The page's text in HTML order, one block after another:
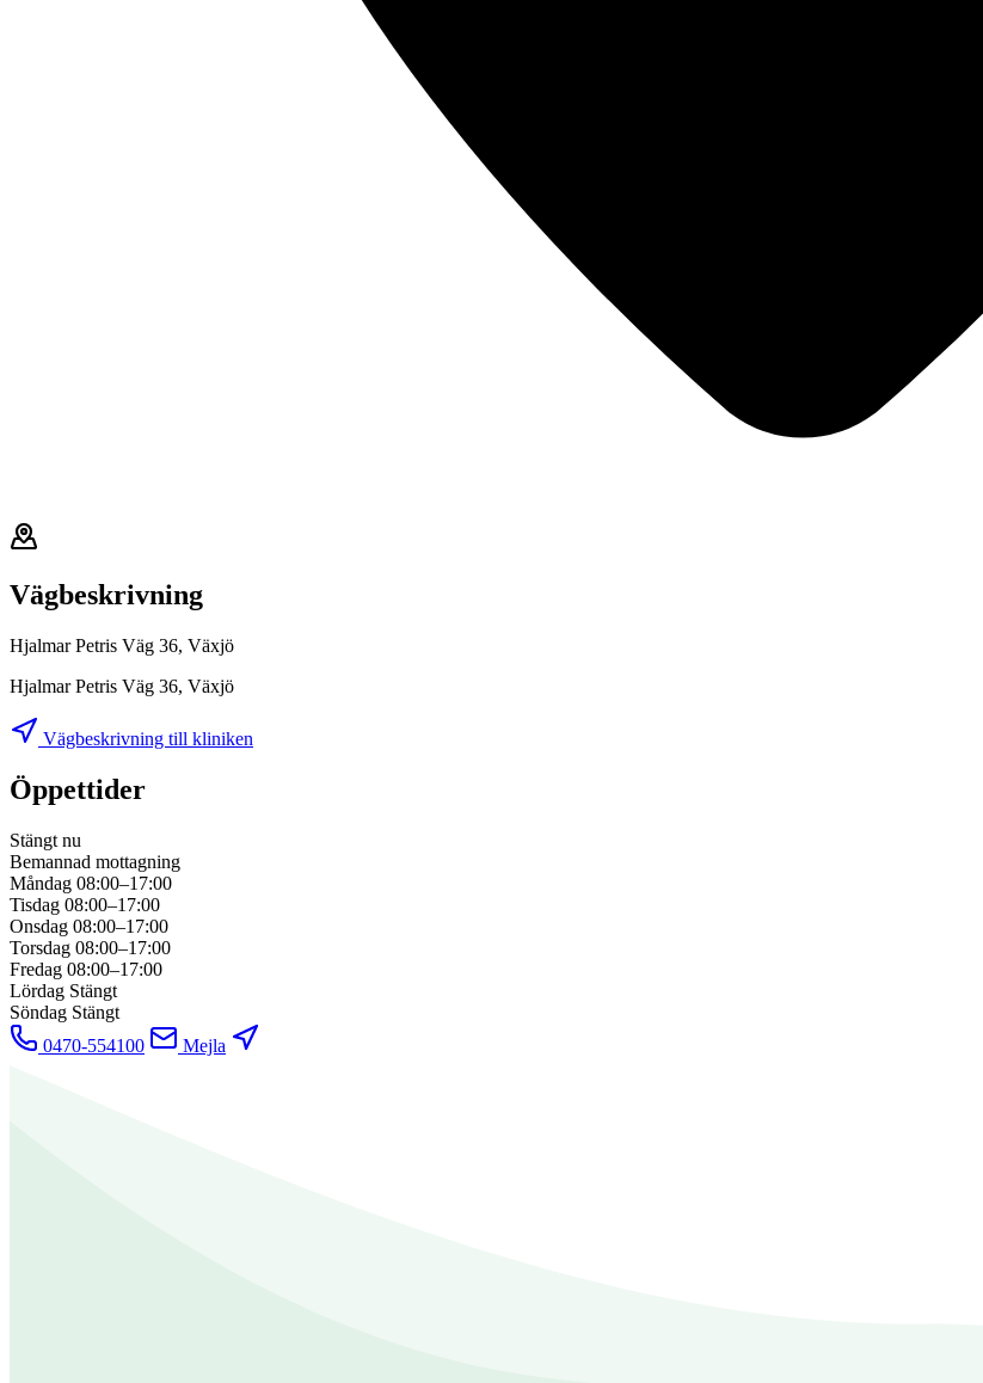
Vägbeskrivning
Hjalmar Petris Väg 36, Växjö
Hjalmar Petris Väg 36, Växjö
Vägbeskrivning till kliniken
Öppettider
Stängt nu
Bemannad mottagning
Måndag 08:00–17:00
Tisdag 08:00–17:00
Onsdag 08:00–17:00
Torsdag 08:00–17:00
Fredag 08:00–17:00
Lördag Stängt
Söndag Stängt
0470-554100
Mejla